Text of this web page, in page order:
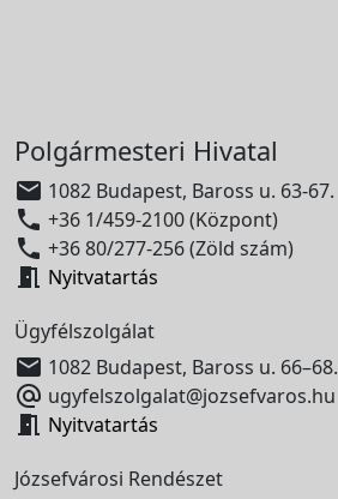
Polgármesteri Hivatal
 1082 Budapest, Baross u. 63-67.
 +36 1/459-2100 (Központ)
 +36 80/277-256 (Zöld szám)
 Nyitvatartás
Ügyfélszolgálat
 1082 Budapest, Baross u. 66–68.
 ugyfelszolgalat@jozsefvaros.hu
 Nyitvatartás
Józsefvárosi Rendészet